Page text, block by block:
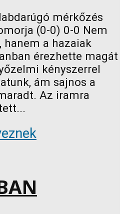
mérkőzés
(0-0) 0-0 Nem
hanem a hazaiak
érezhette magát
kényszerrel
ám sajnos a
Az iramra